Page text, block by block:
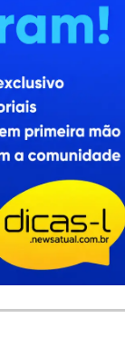
RSS